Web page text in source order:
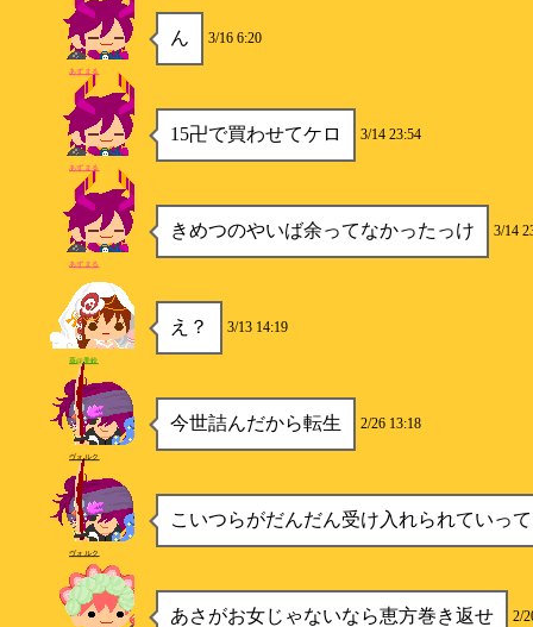
ん 3/16 6:20
あずまる
15卍で買わせてケロ 3/14 23:54
あずまる
きめつのやいば余ってなかったっけ 3/14
あずまる
え？ 3/13 14:19
葵@美鈴
今世詰んだから転生 2/26 13:18
ヴォルク
こいつらがだんだん受け入れられていっ
ヴォルク
あさがお女じゃないなら恵方巻き返せ 2/